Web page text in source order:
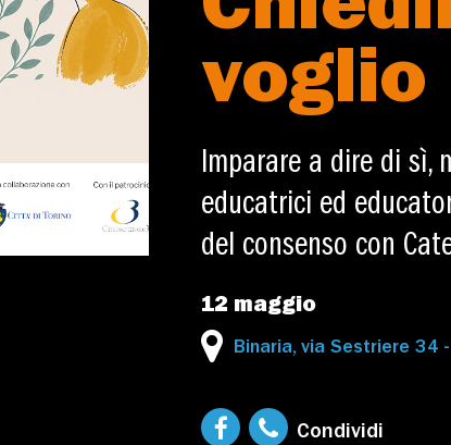
voglio
Imparare a dire di sì,
educatrici ed
del consenso con
12 maggio
Binaria, via Sestriere 34 -
Condividi